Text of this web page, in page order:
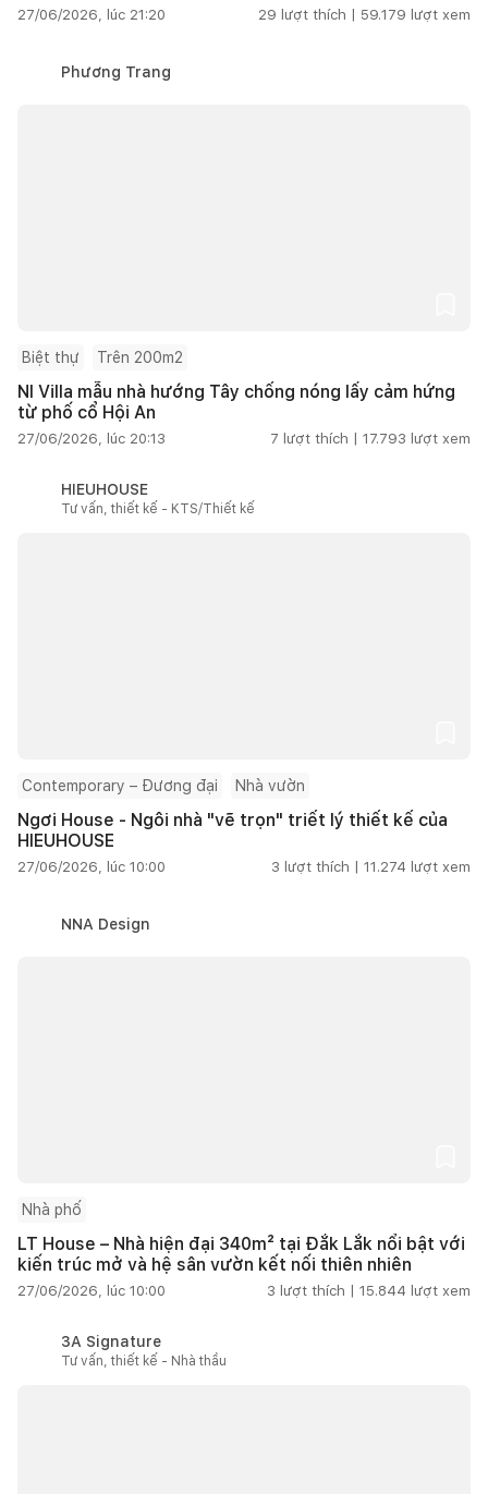
27/06/2026, lúc 21:20 29 lượt thích | 59.179 lượt xem
Phương Trang
Biệt thự Trên 200m2
NI Villa mẫu nhà hướng Tây chống nóng lấy cảm hứng
từ phố cổ Hội An
27/06/2026, lúc 20:13 7 lượt thích | 17.793 lượt xem
HIEUHOUSE
Tư vấn, thiết kế - KTS/Thiết kế
Contemporary – Đương đại Nhà vườn
Ngơi House - Ngôi nhà "vẽ trọn" triết lý thiết kế của
HIEUHOUSE
27/06/2026, lúc 10:00 3 lượt thích | 11.274 lượt xem
NNA Design
Nhà phố
LT House – Nhà hiện đại 340m² tại Đắk Lắk nổi bật với
kiến trúc mở và hệ sân vườn kết nối thiên nhiên
27/06/2026, lúc 10:00 3 lượt thích | 15.844 lượt xem
3A Signature
Tư vấn, thiết kế - Nhà thầu